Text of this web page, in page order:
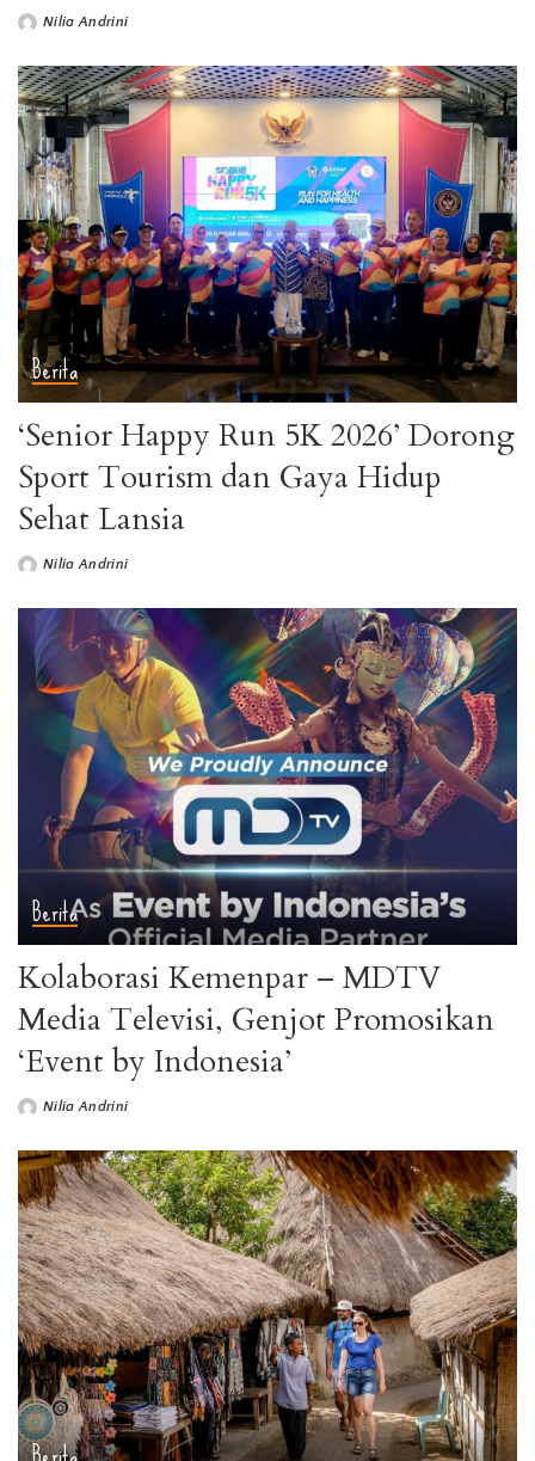
Nilia Andrini
Berita
‘Senior Happy Run 5K 2026’ Dorong
Sport Tourism dan Gaya Hidup
Sehat Lansia
Nilia Andrini
Berita
Kolaborasi Kemenpar – MDTV
Media Televisi, Genjot Promosikan
‘Event by Indonesia’
Nilia Andrini